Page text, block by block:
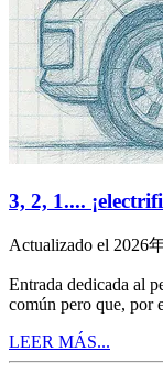
3, 2, 1....
Actualizado el 2026
Entrada dedicada al
común pero que, por
LEER MÁS...